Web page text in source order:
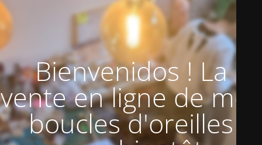
Bienvenidos ! La
vente en ligne de mes
boucles d'oreilles